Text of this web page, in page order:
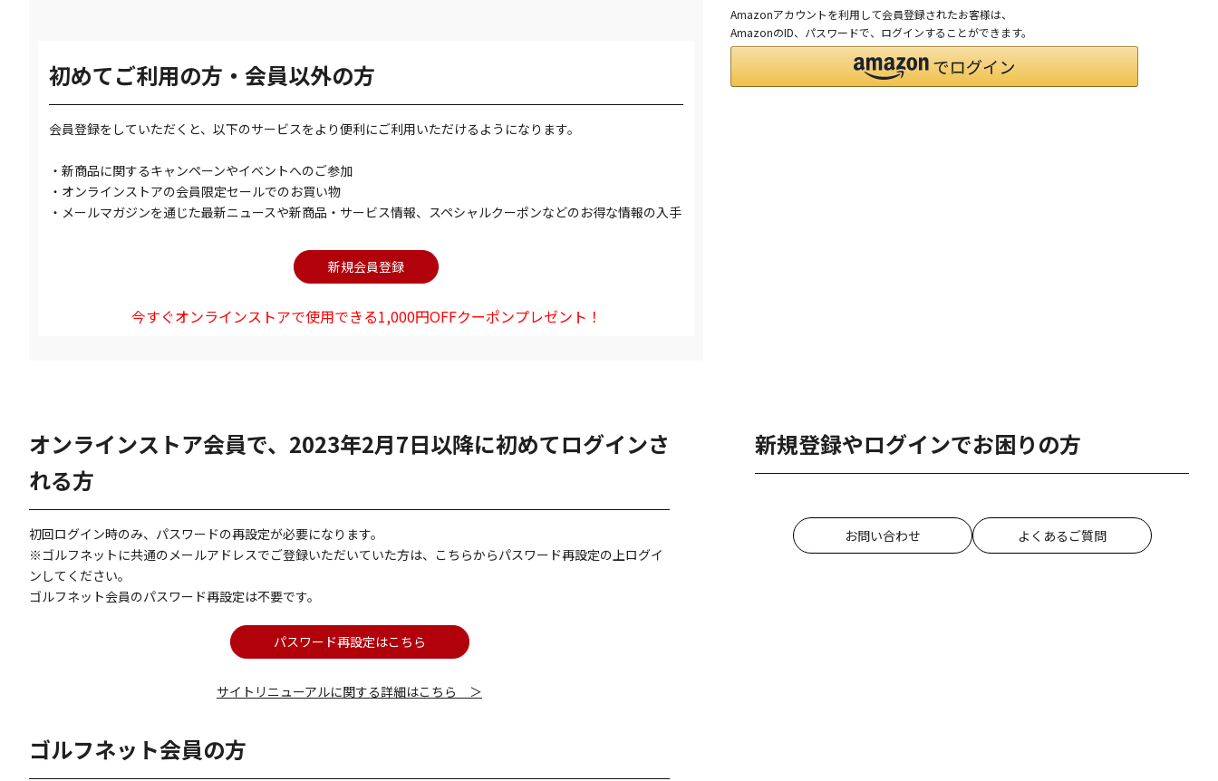
初めてご利用の方・会員以外の方
会員登録をしていただくと、以下のサービスをより便利にご利用いただけるようになります。
・新商品に関するキャンペーンやイベントへのご参加
・オンラインストアの会員限定セールでのお買い物
・メールマガジンを通じた最新ニュースや新商品・サービス情報、スペシャルクーポンなどのお得な情報の入手
今すぐオンラインストアで使用できる1,000円OFFクーポンプレゼント！
Amazonアカウントを利用して会員登録されたお客様は、
AmazonのID、パスワードで、ログインすることができます。
オンラインストア会員で、2023年2月7日以降に初めてログインさ
れる方
初回ログイン時のみ、パスワードの再設定が必要になります。
※ゴルフネットに共通のメールアドレスでご登録いただいていた方は、こちらからパスワード再設定の上ログイ
ンしてください。
ゴルフネット会員のパスワード再設定は不要です。
パスワード再設定はこちら
サイトリニューアルに関する詳細はこちら ＞
ゴルフネット会員の方
新規登録やログインでお困りの方
お問い合わせ よくあるご質問